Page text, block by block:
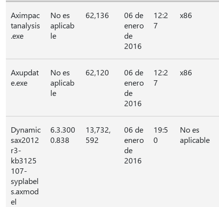
Aximpac
tanalysis
.exe
No es
aplicab
le
62,136
06 de
enero
de
2016
12:2
7
x86
Axupdat
e.exe
No es
aplicab
le
62,120
06 de
enero
de
2016
12:2
7
x86
Dynamic
sax2012
r3-
kb3125
107-
syplabel
s.axmod
el
6.3.300
0.838
13,732,
592
06 de
enero
de
2016
19:5
0
No es
aplicable